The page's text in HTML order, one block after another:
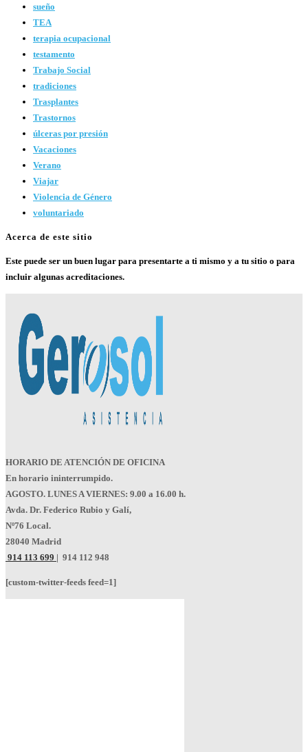
sueño
TEA
terapia ocupacional
testamento
Trabajo Social
tradiciones
Trasplantes
Trastornos
úlceras por presión
Vacaciones
Verano
Viajar
Violencia de Género
voluntariado
Acerca de este sitio
Este puede ser un buen lugar para presentarte a ti mismo y a tu sitio o para
incluir algunas acreditaciones.
HORARIO DE ATENCIÓN DE OFICINA
En horario ininterrumpido.
AGOSTO. LUNES A VIERNES: 9.00 a 16.00 h.
Avda. Dr. Federico Rubio y Galí,
Nº76 Local.
28040 Madrid
914 113 699 | 914 112 948
[custom-twitter-feeds feed=1]